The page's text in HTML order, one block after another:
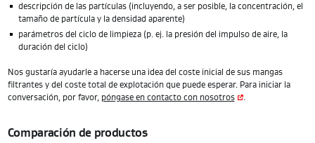
descripción de las partículas (incluyendo, a ser posible, la concentración, el
tamaño de partícula y la densidad aparente)
parámetros del ciclo de limpieza (p. ej. la presión del impulso de aire, la
duración del ciclo)
Nos gustaría ayudarle a hacerse una idea del coste inicial de sus mangas
filtrantes y del coste total de explotación que puede esperar. Para iniciar la
conversación, por favor, póngase en contacto con nosotros .
Comparación de productos